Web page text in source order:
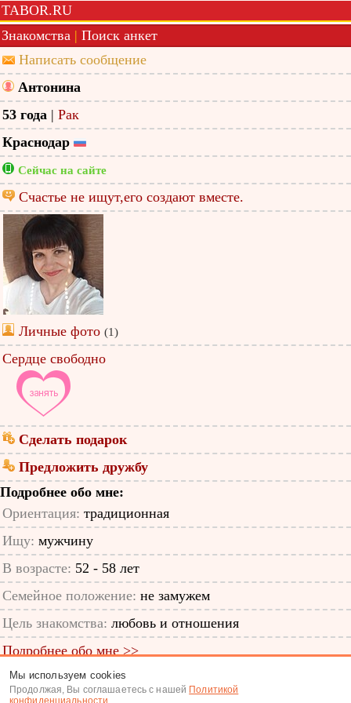
TABOR.RU
Знакомства | Поиск анкет
Написать сообщение
Антонина
53 года | Рак
Краснодар
Сейчас на сайте
Счастье не ищут,его создают вместе.
Личные фото (1)
Сердце свободно
Сделать подарок
Предложить дружбу
Подробнее обо мне:
Ориентация: традиционная
Ищу: мужчину
В возрасте: 52 - 58 лет
Семейное положение: не замужем
Цель знакомства: любовь и отношения
Подробнее обо мне >>
ID анкеты: 12824350
Мы используем cookies
Продолжая, Вы соглашаетесь с нашей Политикой
конфиденциальности